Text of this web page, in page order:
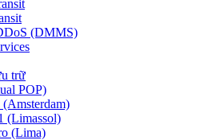
(DMMS)
trữ
POP)
(Limassol)
(Lima)